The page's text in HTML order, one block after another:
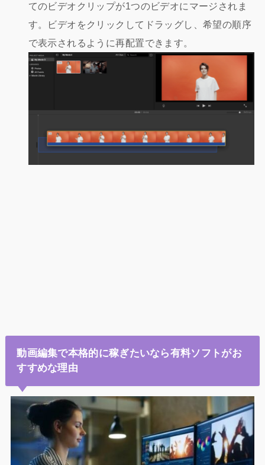
てのビデオクリップが1つのビデオにマージされま
す。ビデオをクリックしてドラッグし、希望の順序
で表示されるように再配置できます。
動画編集で本格的に稼ぎたいなら有料ソフトがお
すすめな理由